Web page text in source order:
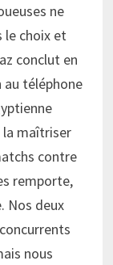
ne
le choix et
conclut en
téléphone
la maîtriser
contre
remporte,
Nos deux
nous